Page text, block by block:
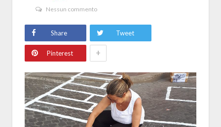
Nessun commento
Share Tweet
Pinterest +